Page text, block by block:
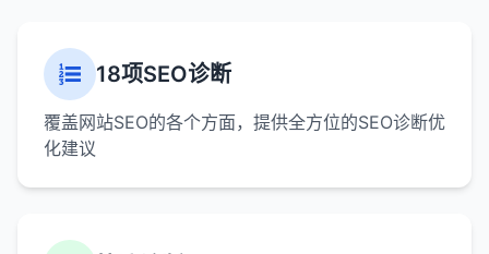
18项SEO诊断
覆盖网站SEO的各个方面，提供全方位的SEO诊断优
化建议